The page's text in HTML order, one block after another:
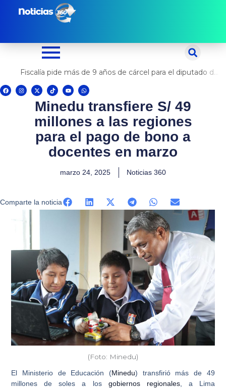
Fiscalía pide más de 9 años de cárcel para el diputado de oposición Harvey Colchado
F
a
c
I
n
s
X
-
t
w
t
e
T
i
k
t
k
Y
o
u
t
u
e
W
h
a
t
p
p
Minedu transfiere S/ 49
millones a las regiones
para el pago de bono a
docentes en marzo
marzo 24, 2025 Noticias 360
Comparte la noticia
(Foto: Minedu)
El Ministerio de Educación (Minedu) transfirió más de 49
millones de soles a los gobiernos regionales, a Lima